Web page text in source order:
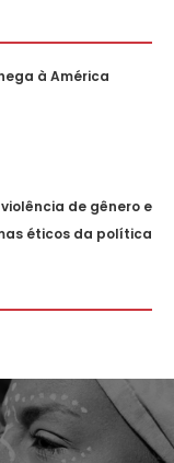
à América
de gênero e
éticos da política